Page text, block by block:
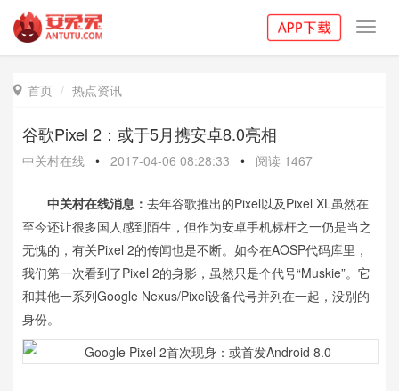
 首页 热点资讯
谷歌Pixel 2：或于5月携安卓8.0亮相
中关村在线 • 2017-04-06 08:28:33 • 阅读 1467
中关村在线消息： 去年谷歌推出的Pixel以及Pixel XL虽然在
至今还让很多国人感到陌生，但作为安卓手机标杆之一仍是当之
无愧的，有关Pixel 2的传闻也是不断。如今在AOSP代码库里，
我们第一次看到了Pixel 2的身影，虽然只是个代号“Muskie”。它
和其他一系列Google Nexus/Pixel设备代号并列在一起，没别的
身份。